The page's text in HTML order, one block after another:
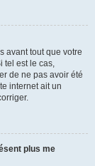
avant tout que votre
tel est le cas,
de ne pas avoir été
internet ait un
plus me